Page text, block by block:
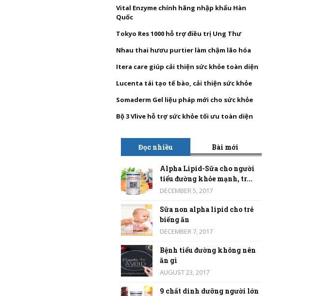
Vital Enzyme chính hãng nhập khẩu Hàn
Quốc
Tokyo Res 1000 hỗ trợ điều trị Ung Thư
Nhau thai hươu purtier làm chậm lão hóa
Itera care giúp cải thiện sức khỏe toàn diện
Lucenta tái tạo tế bào, cải thiện sức khỏe
Somaderm Gel liệu pháp mới cho sức khỏe
Bộ 3 Vlive hỗ trợ sức khỏe tối ưu toàn diện
Đọc nhiều Bài mới
Alpha Lipid-Sữa cho người
tiểu đường khỏe mạnh, tr...
DECEMBER 5, 2017
Sữa non alpha lipid cho trẻ
biếng ăn
DECEMBER 7, 2017
Bệnh tiểu đường không nên
ăn gì
AUGUST 23, 2017
9 chất dinh dưỡng người lớn